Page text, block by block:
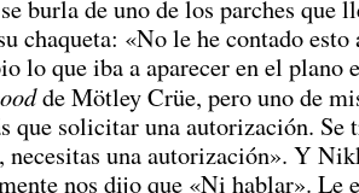
burla de uno de los parches que
chaqueta: «No le he contado esto
lo que iba a aparecer en el plano
de Mötley Crüe, pero uno de
que solicitar una autorización. Se
necesitas una autorización». Y
nos dijo que «Ni hablar». Le